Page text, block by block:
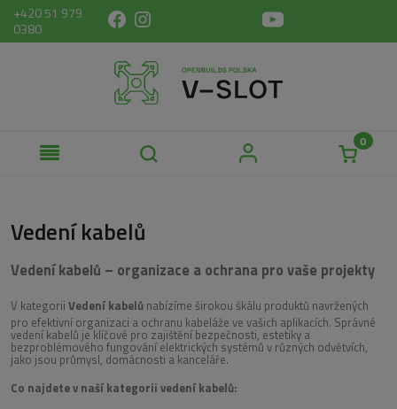
+420 51 979
0380
Vedení kabelů
Vedení kabelů – organizace a ochrana pro vaše projekty
V kategorii Vedení kabelů nabízíme širokou škálu produktů navržených
pro efektivní organizaci a ochranu kabeláže ve vašich aplikacích. Správné
vedení kabelů je klíčové pro zajištění bezpečnosti, estetiky a
bezproblémového fungování elektrických systémů v různých odvětvích,
jako jsou průmysl, domácnosti a kanceláře.
Co najdete v naší kategorii vedení kabelů: